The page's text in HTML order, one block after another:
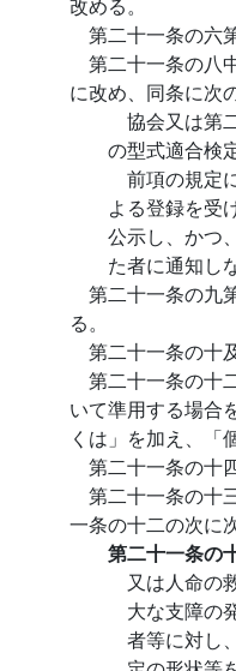
第二十一条の六
第二十一条の八
に改め、同条に次
協会又は第
の型式適合検
前項の規定
よる登録を受
公示し、かつ
た者に通知し
第二十一条の九
る。
第二十一条の十
第二十一条の十
いて準用する場合
くは」を加え、「
第二十一条の十
第二十一条の十
一条の十二の次に
第二十一条の
又は人命の
大な支障の
者等に対し